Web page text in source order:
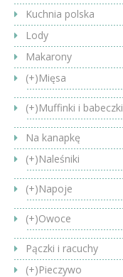
Kuchnia polska
Lody
Makarony
(+)Mięsa
(+)Muffinki i babeczki
Na kanapkę
(+)Naleśniki
(+)Napoje
(+)Owoce
Pączki i racuchy
(+)Pieczywo